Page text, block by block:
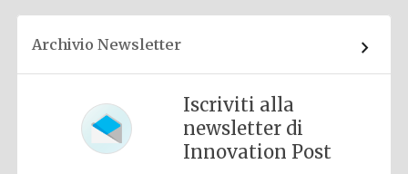
Archivio Newsletter
Iscriviti alla
newsletter di
Innovation Post